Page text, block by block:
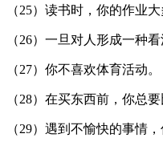
（25）读书时，你的作业
（26）一旦对人形成一种
（27）你不喜欢体育活动。
（28）在买东西前，你总
（29）遇到不愉快的事情